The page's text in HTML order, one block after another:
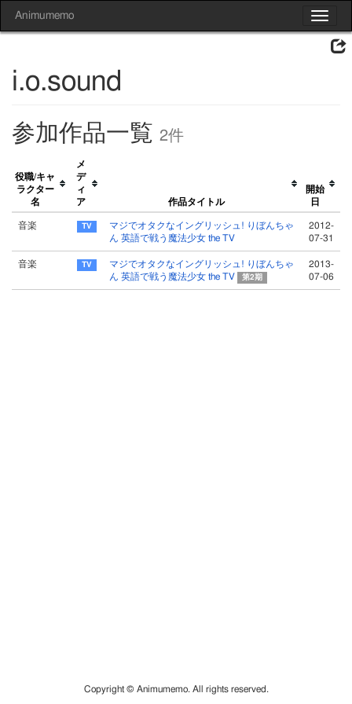
Toggle
Animumemo
i.o.sound
参加作品一覧 2件
役職/キャ
ラクター
名
メ
デ
ィ
ア
作品タイトル
開始
日
音楽
マジでオタクなイングリッシュ! りぼんちゃ
ん 英語で戦う魔法少女 the TV
2012-
07-31
音楽
マジでオタクなイングリッシュ! りぼんちゃ
ん 英語で戦う魔法少女 the TV
第2期
2013-
07-06
Copyright © Animumemo. All rights reserved.